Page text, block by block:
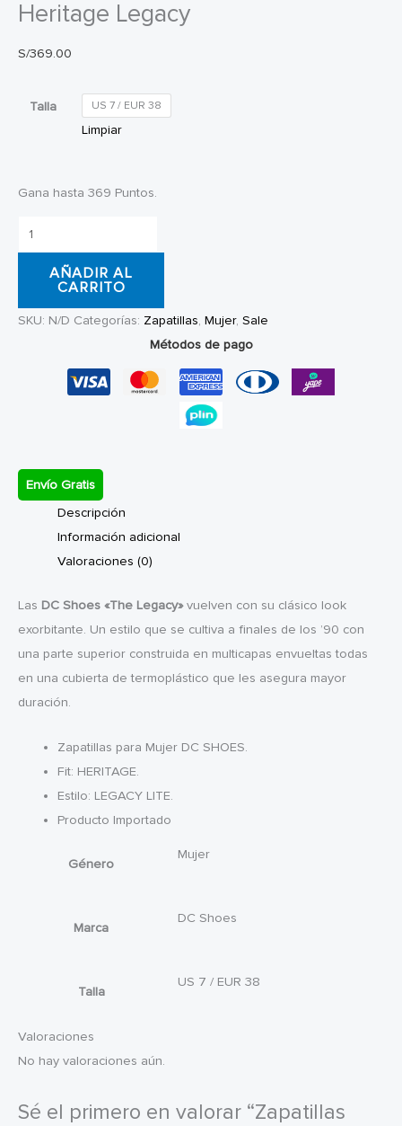
Heritage Legacy
S/369.00
Talla US 7 / EUR 38
Limpiar
Gana hasta 369 Puntos.
Zapatillas
Mujer
Heritage
AÑADIR AL
CARRITO
SKU: N/D Categorías: Zapatillas, Mujer, Sale
Métodos de pago
Envío Gratis
Descripción
Información adicional
Valoraciones (0)
Las DC Shoes «The Legacy»vuelven con su clásico look
exorbitante. Un estilo que se cultiva a finales de los ’90 con
una parte superior construida en multicapas envueltas todas
en una cubierta de termoplástico que les asegura mayor
duración.
Zapatillas para Mujer DC SHOES.
Fit: HERITAGE.
Estilo: LEGACY LITE.
Producto Importado
Género
Mujer
Marca
DC Shoes
Talla
US 7 / EUR 38
Valoraciones
No hay valoraciones aún.
Sé el primero en valorar “Zapatillas